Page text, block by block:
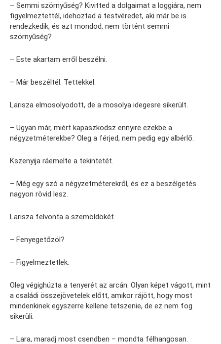
– Semmi szörnyűség? Kivitted a dolgaimat a loggiára, nem
figyelmeztettél, idehoztad a testvéredet, aki már be is
rendezkedik, és azt mondod, nem történt semmi
szörnyűség?
– Este akartam erről beszélni.
– Már beszéltél. Tettekkel.
Larisza elmosolyodott, de a mosolya idegesre sikerült.
– Ugyan már, miért kapaszkodsz ennyire ezekbe a
négyzetméterekbe? Oleg a férjed, nem pedig egy albérlő.
Kszenyija ráemelte a tekintetét.
– Még egy szó a négyzetméterekről, és ez a beszélgetés
nagyon rövid lesz.
Larisza felvonta a szemöldökét.
– Fenyegetőzöl?
– Figyelmeztetlek.
Oleg végighúzta a tenyerét az arcán. Olyan képet vágott, mint
a családi összejövetelek előtt, amikor rájött, hogy most
mindenkinek egyszerre kellene tetszenie, de ez nem fog
sikerüli.
– Lara, maradj most csendben – mondta félhangosan.